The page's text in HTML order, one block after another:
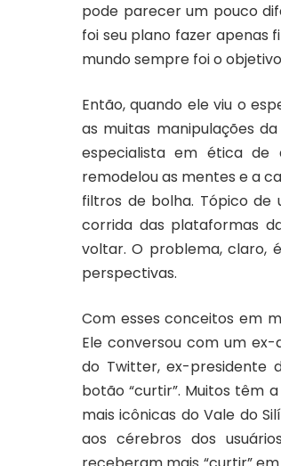
pode parecer um pouco
foi seu plano fazer apenas
mundo sempre foi o
Então, quando ele viu o
as muitas manipulações
especialista em ética de
remodelou as mentes e a
filtros de bolha. Tópico de
corrida das plataformas
voltar. O problema, claro,
perspectivas.
Com esses conceitos em
Ele conversou com um
do Twitter, ex-presidente
botão “curtir”. Muitos têm
mais icônicas do Vale do
aos cérebros dos